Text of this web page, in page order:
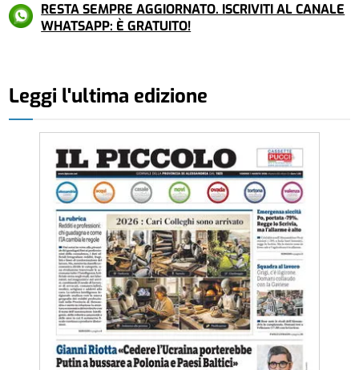
RESTA SEMPRE AGGIORNATO. ISCRIVITI AL CANALE
WHATSAPP: È GRATUITO!
Leggi l'ultima edizione